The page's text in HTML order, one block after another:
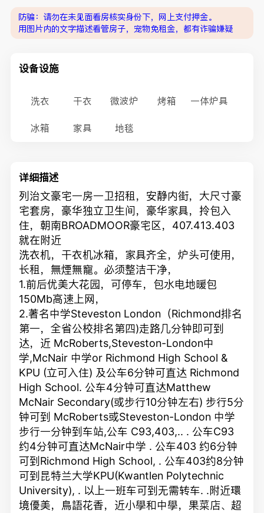
防骗：请勿在未见面看房核实身份下，网上支付押金。
用图片内的文字描述看管房子，宠物免租金，都有诈骗嫌疑
设备设施
洗衣 干衣 微波炉 烤箱 一体炉具
冰箱 家具 地毯
详细描述
列治文豪宅一房一卫招租，安静内街，大尺寸豪
宅套房，豪华独立卫生间，豪华家具，拎包入
住，朝南BROADMOOR豪宅区，407.413.403
就在附近
洗衣机，干衣机冰箱，家具齐全，炉头可使用，
长租，無煙無寵。必须整洁干净，
1.前后优美大花园，可停车，包水电地暖包
150Mb高速上网，
2.著名中学Steveston London（Richmond排名
第一，全省公校排名第四)走路几分钟即可到
达，近 McRoberts,Steveston-London中
学,McNair 中学or Richmond High School &
KPU (立可入住) 及公车6分钟可直达 Richmond
High School. 公车4分钟可直达Matthew
McNair Secondary(或步行10分钟左右) 步行5分
钟可到 McRoberts或Steveston-London 中学
步行一分钟到车站,公车 C93,403,.. . 公车C93
约4分钟可直达McNair中学 . 公车403 约6分钟
可到Richmond High School, . 公车403约8分钟
可到昆特兰大学KPU(Kwantlen Polytechnic
University), . 以上一班车可到无需转车. .附近環
境優美，鳥語花香，近小學和中學，果菜店、超